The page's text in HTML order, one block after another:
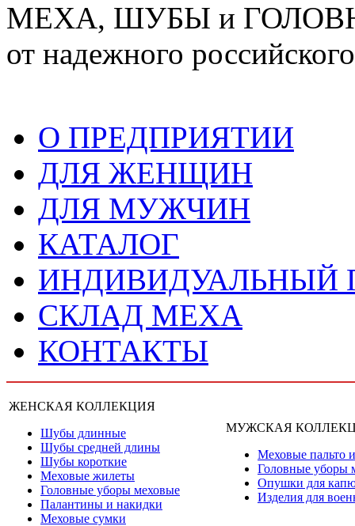
МЕХА, ШУБЫ и
от надежного
О ПРЕДПРИЯТИИ
ДЛЯ ЖЕНЩИН
ДЛЯ МУЖЧИН
КАТАЛОГ
ИНДИВИДУАЛЬНЫЙ
СКЛАД МЕХА
КОНТАКТЫ
ЖЕНСКАЯ КОЛЛЕКЦИЯ
Шубы длинные
Шубы средней длины
Шубы короткие
Меховые жилеты
Головные уборы меховые
Палантины и накидки
Меховые сумки
МУЖСКАЯ
Меховые пальто
Головные уборы
Опушки для
Изделия для